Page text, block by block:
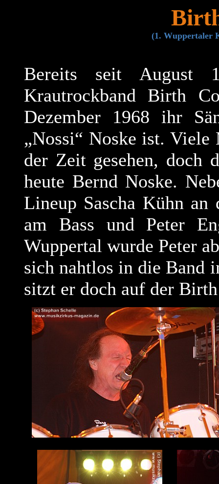
(1. Wuppertaler
Bereits seit August
Krautrockband Birth
Dezember 1968 ihr
„Nossi“ Noske ist.
der Zeit gesehen, doch
heute Bernd Noske.
Lineup Sascha Kühn an
am Bass und Peter
Wuppertal wurde Peter
sich nahtlos in die Band
sitzt er doch auf der